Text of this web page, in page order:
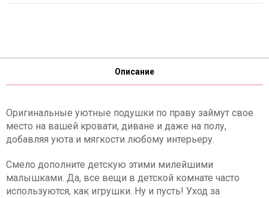
Описание
Оригинальные уютные подушки по праву займут свое
место на вашей кровати, диване и даже на полу,
добавляя уюта и мягкости любому интерьеру.
Смело дополните детскую этими милейшими
малышками. Да, все вещи в детской комнате часто
используются, как игрушки. Ну и пусть! Уход за